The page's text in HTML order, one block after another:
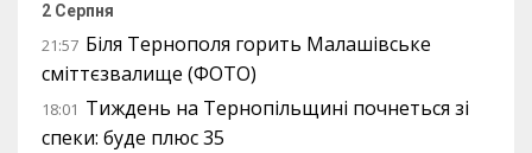
2 Серпня
21:57 Біля Тернополя горить Малашівське
сміттєзвалище (ФОТО)
18:01 Тиждень на Тернопільщині почнеться зі
спеки: буде плюс 35